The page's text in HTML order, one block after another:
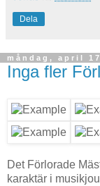
Dela
måndag, april 17
Inga fler
Det Förlorade
karaktär i